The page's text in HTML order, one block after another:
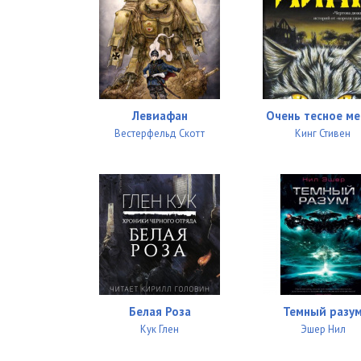
Левиафан
Вестерфельд Скотт
Очень тесное
Кинг Стивен
Белая Роза
Кук Глен
Темный
Эшер Нил